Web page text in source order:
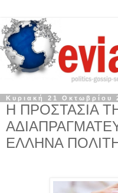
Κυριακή 21 Οκτωβρίου
Η ΠΡΟΣΤΑΣΙΑ
ΕΛΛΗΝΑ